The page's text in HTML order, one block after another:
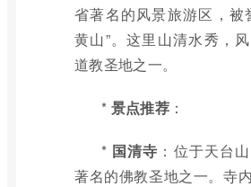
省著名的风景旅游区，被
黄山”。这里山清水秀，
道教圣地之一。
* 景点推荐：
* 国清寺 ：位于天台
著名的佛教圣地之一。寺